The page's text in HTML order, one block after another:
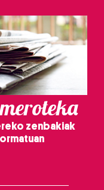
zenbakiak